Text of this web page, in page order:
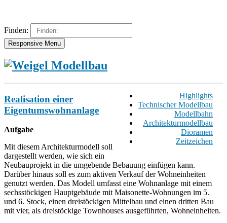
Finden:
Responsive Menu
Highlights
Technischer Modellbau
Modellbahn
Architekturmodellbau
Dioramen
Zeitzeichen
Realisation einer
Eigentumswohnanlage
Aufgabe
Mit diesem Architekturmodell soll
dargestellt werden, wie sich ein
Neubauprojekt in die umgebende Bebauung einfügen kann.
Darüber hinaus soll es zum aktiven Verkauf der Wohneinheiten
genutzt werden. Das Modell umfasst eine Wohnanlage mit einem
sechsstöckigen Hauptgebäude mit Maisonette-Wohnungen im 5.
und 6. Stock, einen dreistöckigen Mittelbau und einen dritten Bau
mit vier, als dreistöckige Townhouses ausgeführten, Wohneinheiten.